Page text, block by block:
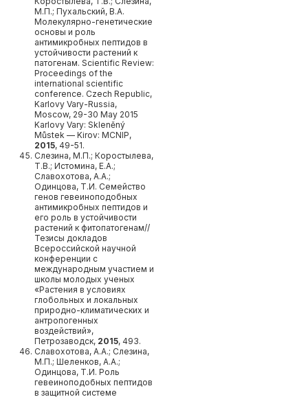
М.П.; Пухальский, В.А.
Молекулярно-генетические
основы и роль
антимикробных пептидов в
устойчивости растений к
патогенам. Scientific Review:
Proceedings of the
international scientific
conference. Czech Republic,
Karlovy Vary-Russia,
Moscow, 29-30 May 2015
Karlovy Vary: Skleněný
Můstek — Kirov: MCNIP,
2015, 49-51.
Слезина, М.П.; Коростылева,
Т.В.; Истомина, Е.А.;
Славохотова, А.А.;
Одинцова, Т.И. Семейство
генов гевеиноподобных
антимикробных пептидов и
его роль в устойчивости
растений к фитопатогенам//
Тезисы докладов
Всероссийской научной
конференции с
международным участием и
школы молодых ученых
«Растения в условиях
глобольных и локальных
природно-климатических и
антропогенных
воздействий»,
Петрозаводск, 2015, 493.
Славохотова, А.А.; Слезина,
М.П.; Шеленков, А.А.;
Одинцова, Т.И. Роль
гевеиноподобных пептидов
в защитной системе